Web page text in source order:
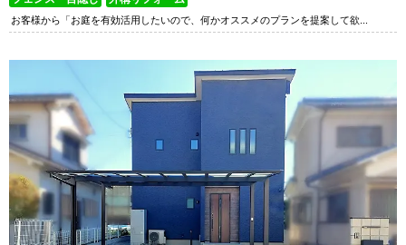
お客様から「お庭を有効活用したいので、何かオススメのプランを提案して欲...